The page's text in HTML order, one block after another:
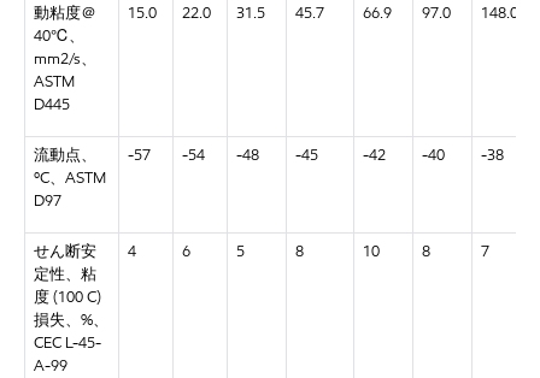
動粘度＠
40℃、
mm2/s、
ASTM
D445
15.0 22.0 31.5 45.7 66.9 97.0 148.0
流動点、
ºC、ASTM
D97
-57 -54 -48 -45 -42 -40 -38
せん断安
定性、粘
度 (100 C)
損失、%、
CEC L-45-
A-99
4 6 5 8 10 8 7